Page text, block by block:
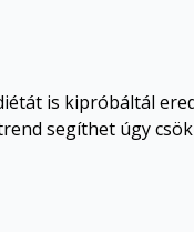
is kipróbáltál
segíthet úgy